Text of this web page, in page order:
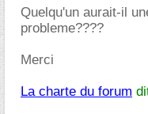
Quelqu'un aurait-il
probleme????
Merci
La charte du forum